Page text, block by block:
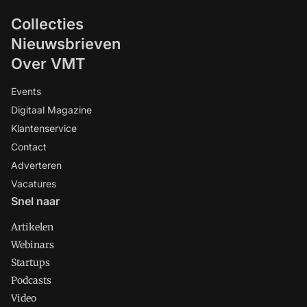
Collecties
Nieuwsbrieven
Over VMT
Events
Digitaal Magazine
Klantenservice
Contact
Adverteren
Vacatures
Snel naar
Artikelen
Webinars
Startups
Podcasts
Video